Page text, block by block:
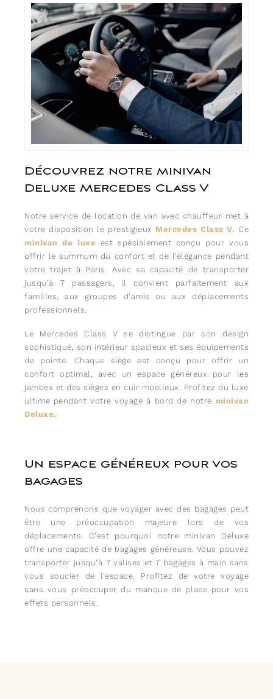
Découvrez notre minivan
Deluxe Mercedes Class V
Notre service de location de van avec chauffeur met à
votre disposition le prestigieux Mercedes Class V. Ce
minivan de luxe est spécialement conçu pour vous
offrir le summum du confort et de l’élégance pendant
votre trajet à Paris. Avec sa capacité de transporter
jusqu’à 7 passagers, il convient parfaitement aux
familles, aux groupes d’amis ou aux déplacements
professionnels.
Le Mercedes Class V se distingue par son design
sophistiqué, son intérieur spacieux et ses équipements
de pointe. Chaque siège est conçu pour offrir un
confort optimal, avec un espace généreux pour les
jambes et des sièges en cuir moelleux. Profitez du luxe
ultime pendant votre voyage à bord de notre minivan
Deluxe.
Un espace généreux pour vos
bagages
Nous comprenons que voyager avec des bagages peut
être une préoccupation majeure lors de vos
déplacements. C’est pourquoi notre minivan Deluxe
offre une capacité de bagages généreuse. Vous pouvez
transporter jusqu’à 7 valises et 7 bagages à main sans
vous soucier de l’espace. Profitez de votre voyage
sans vous préoccuper du manque de place pour vos
effets personnels.